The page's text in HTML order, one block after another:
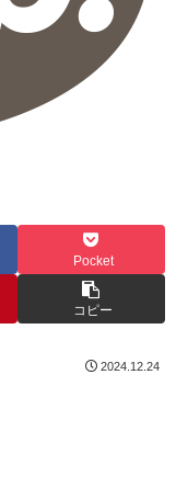
Pocket
コピー
2024.12.24